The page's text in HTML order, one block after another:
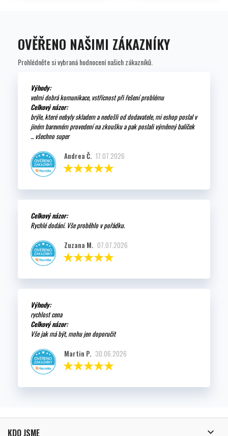
OVĚŘENO NAŠIMI ZÁKAZNÍKY
Prohlédněte si vybraná hodnocení našich zákazníků.
Výhody:
velmi dobrá komunikace, vstřícnost při řešení problému
Celkový názor:
brýle, které nebyly skladem a nedošli od dodavatele, mi eshop poslal v
jiném barevném provedení na zkoušku a pak poslali výměnný balíček
... všechno super
Andrea Č. 17.07.2026
Celkový názor:
Rychlé dodání. Vše proběhlo v pořádku.
Zuzana M. 07.07.2026
Výhody:
rychlost cena
Celkový názor:
Vše jak má být, mohu jen doporučit
Martin P. 30.06.2026
KDO JSME 